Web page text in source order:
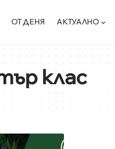
ОТ ДЕНЯ АКТУАЛНО
клас